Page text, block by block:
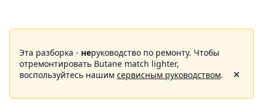
Эта разборка - неруководство по ремонту. Чтобы
отремонтировать Butane match lighter,
воспользуйтесь нашим сервисным руководством.